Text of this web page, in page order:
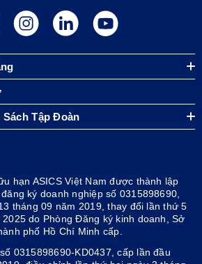
Tập Đoàn
hạn ASICS Việt Nam được thành lập
ký doanh nghiệp số 0315898690,
tháng 09 năm 2019, thay đổi lần thứ 5
do Phòng Đăng ký kinh doanh, Sở
phố Hồ Chí Minh cấp.
0315898690-KD0437, cấp lần đầu